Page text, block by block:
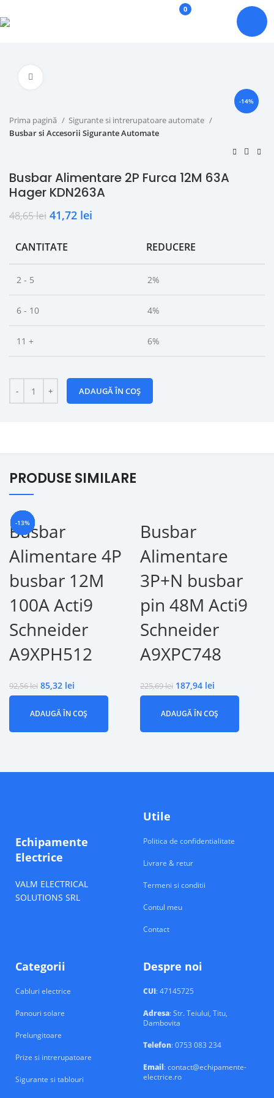
0
-14%
Prima pagină
Sigurante si intrerupatoare automate
Busbar si Accesorii Sigurante Automate
Busbar Alimentare 2P Furca 12M 63A
Hager KDN263A
48,65lei 41,72 lei
CANTITATE REDUCERE
2 - 5 2%
6 - 10 4%
11 + 6%
ADAUGĂ ÎN COȘ
PRODUSE SIMILARE
-8%
Busbar
Alimentare 4P
busbar 12M
100A Acti9
Schneider
A9XPH512
92,56lei 85,32 lei
ADAUGĂ ÎN COȘ
-17%
Busbar
Alimentare
3P+N busbar
pin 48M Acti9
Schneider
A9XPC748
225,69lei 187,94 lei
ADAUGĂ ÎN COȘ
-14%
-10%
-11%
-13%
-19%
-13%
Echipamente
Electrice
VALM ELECTRICAL
SOLUTIONS SRL
Utile
Politica de confidentialitate
Livrare & retur
Termeni si conditii
Contul meu
Contact
Categorii
Cabluri electrice
Panouri solare
Prelungitoare
Prize si intrerupatoare
Sigurante si tablouri
Despre noi
CUI: 47145725
Adresa: Str. Teiului, Titu,
Dambovita
Telefon: 0753 083 234
Email: contact@echipamente-
electrice.ro